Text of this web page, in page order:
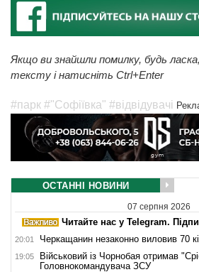
Якщо ви знайшли помилку, будь
тексту і натисніть Ctrl+Enter
#парк #"Софіївка" #відвідувачі
ОСТАННІ НОВИНИ
07 серпня 2026
Читайте нас у Telegram.
20:01 Черкащанин незаконно виловив 70
19:05
Військовий із Чорнобая отримав
Головнокомандувача ЗСУ